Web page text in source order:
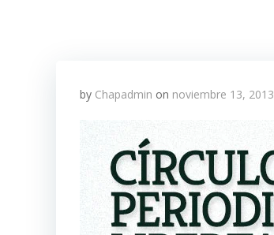
by Chapadmin on noviembre 13, 2013